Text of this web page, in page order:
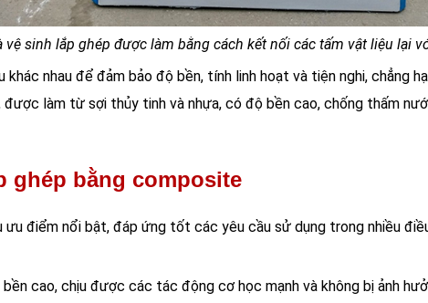
vệ sinh lắp ghép được làm bằng cách kết nối các tấm vật liệu lại
khác nhau để đảm bảo độ bền, tính linh hoạt và tiện nghi, chẳng
làm từ sợi thủy tinh và nhựa, có độ bền cao, chống thấm
ghép bằng composite
điểm nổi bật, đáp ứng tốt các yêu cầu sử dụng trong nhiều
cao, chịu được các tác động cơ học mạnh và không bị ảnh